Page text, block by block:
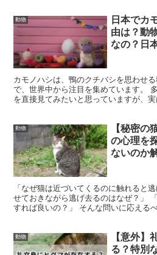
動物
日本でカ
由は？動
なの？日
カモノハシは、鴨のクチバシを思わせ
で、世界中から注目を集めています。
を直接見てみたいと思っていますが、
動物
【秘密の
の心理を
ないのか
「なぜ猫は近づいてくるのに触れると
せておきながら逃げ去るのはなぜ？」
すれば良いの？」 そんな問いに応える
動物
【意外】
る？特別